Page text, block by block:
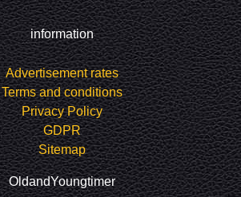
information
Advertisement rates
Terms and conditions
Privacy Policy
GDPR
Sitemap
OldandYoungtimer